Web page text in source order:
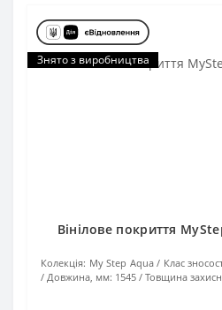
Знято з виробництва
Вінілове покриття
Колекція: My Step Aqua Клас
Довжина, мм: 1545 Товщина